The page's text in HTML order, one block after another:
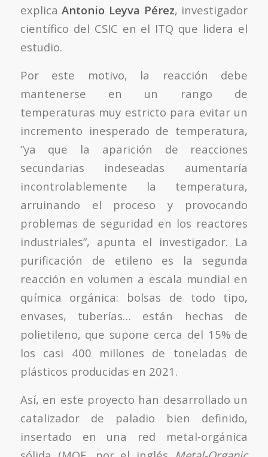
explicaAntonio Leyva Pérez, investigador
científico del CSIC en el ITQ que lidera el
estudio.
Por este motivo, la reacción debe
mantenerse en un rango de
temperaturas muy estricto para evitar un
incremento inesperado de temperatura,
“ya que la aparición de reacciones
secundarias indeseadas aumentaría
incontrolablemente la temperatura,
arruinando el proceso y provocando
problemas de seguridad en los reactores
industriales”, apunta el investigador. La
purificación de etileno es la segunda
reacción en volumen a escala mundial en
química orgánica: bolsas de todo tipo,
envases, tuberías… están hechas de
polietileno, que supone cerca del 15% de
los casi 400 millones de toneladas de
plásticos producidas en 2021.
Así, en este proyecto han desarrollado un
catalizador de paladio bien definido,
insertado en una red metal-orgánica